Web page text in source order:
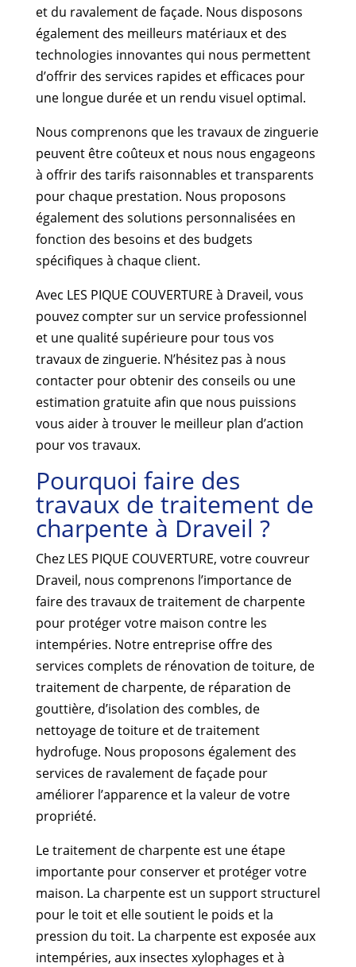
et du ravalement de façade. Nous disposons
également des meilleurs matériaux et des
technologies innovantes qui nous permettent
d’offrir des services rapides et efficaces pour
une longue durée et un rendu visuel optimal.
Nous comprenons que les travaux de zinguerie
peuvent être coûteux et nous nous engageons
à offrir des tarifs raisonnables et transparents
pour chaque prestation. Nous proposons
également des solutions personnalisées en
fonction des besoins et des budgets
spécifiques à chaque client.
Avec LES PIQUE COUVERTURE à Draveil, vous
pouvez compter sur un service professionnel
et une qualité supérieure pour tous vos
travaux de zinguerie. N’hésitez pas à nous
contacter pour obtenir des conseils ou une
estimation gratuite afin que nous puissions
vous aider à trouver le meilleur plan d’action
pour vos travaux.
Pourquoi faire des
travaux de traitement de
charpente à Draveil ?
Chez LES PIQUE COUVERTURE, votre couvreur
Draveil, nous comprenons l’importance de
faire des travaux de traitement de charpente
pour protéger votre maison contre les
intempéries. Notre entreprise offre des
services complets de rénovation de toiture, de
traitement de charpente, de réparation de
gouttière, d’isolation des combles, de
nettoyage de toiture et de traitement
hydrofuge. Nous proposons également des
services de ravalement de façade pour
améliorer l’apparence et la valeur de votre
propriété.
Le traitement de charpente est une étape
importante pour conserver et protéger votre
maison. La charpente est un support structurel
pour le toit et elle soutient le poids et la
pression du toit. La charpente est exposée aux
intempéries, aux insectes xylophages et à